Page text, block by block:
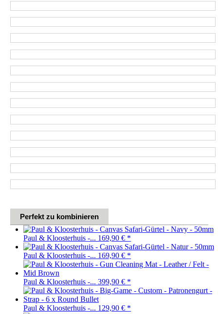
Perfekt zu kombinieren
Paul & Kloosterhuis -... 169,90 € *
Paul & Kloosterhuis -... 169,90 € *
Paul & Kloosterhuis -... 399,90 € *
Paul & Kloosterhuis -... 129,90 € *